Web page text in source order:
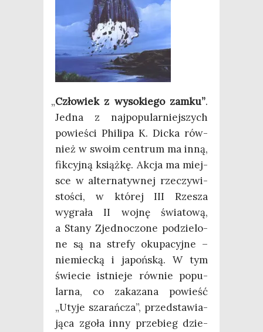
„Czło­wiek z wyso­kie­go zam­ku”.
Jed­na z naj­po­pu­lar­niej­szych
powie­ści Phi­li­pa K. Dic­ka rów­
nież w swo­im cen­trum ma inną,
fik­cyj­ną książ­kę. Akcja ma miej­
sce w alter­na­tyw­nej rze­czy­wi­
sto­ści, w któ­rej III Rze­sza
wygra­ła II woj­nę świa­to­wą,
a Sta­ny Zjed­no­czo­ne podzie­lo­
ne są na stre­fy oku­pa­cyj­ne –
nie­miec­ką i japoń­ską. W tym
świe­cie ist­nie­je rów­nie popu­
lar­na, co zaka­za­na powieść
„Uty­je sza­rań­cza”, przed­sta­wia­
ją­ca zgo­ła inny prze­bieg dzie­